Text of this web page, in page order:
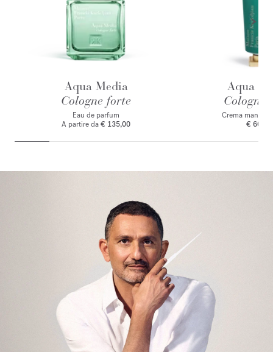
Aqua Media
Cologne forte
Eau de parfum
A partire da€ 135,00
Aqua
Cologne
Crema mani
€ 60,00